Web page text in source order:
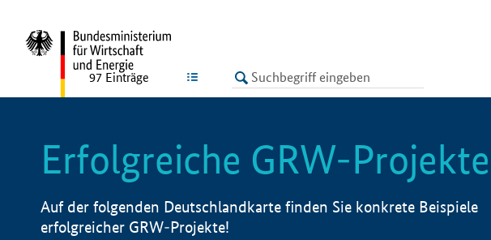
LISTE
97 Einträge
Erfolgreiche GRW-Projekte
Auf der folgenden Deutschlandkarte finden Sie konkrete Beispiele
erfolgreicher GRW-Projekte!